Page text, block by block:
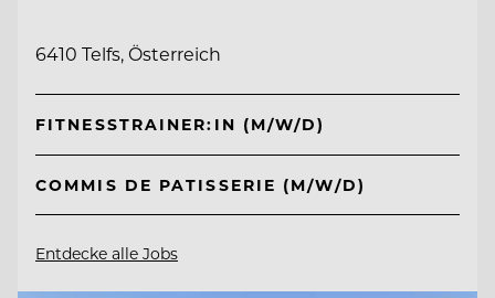
6410 Telfs, Österreich
FITNESSTRAINER:IN (M/W/D)
COMMIS DE PATISSERIE (M/W/D)
Entdecke alle Jobs